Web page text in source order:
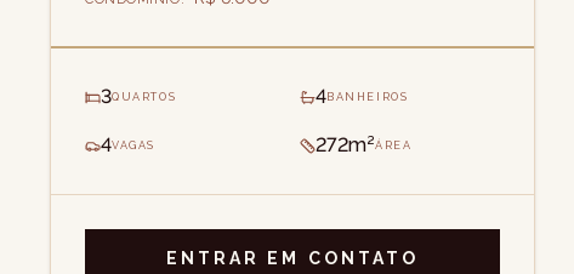
3QUARTOS 4 BANHEIROS
4VAGAS 272m²ÁREA
ENTRAR EM CONTATO